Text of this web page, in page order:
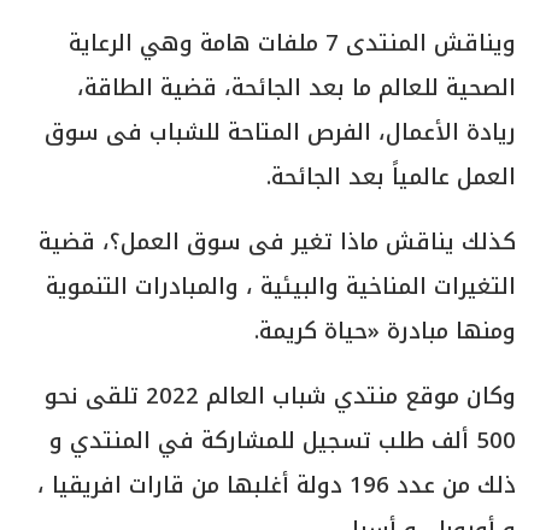
ويناقش المنتدى 7 ملفات هامة وهي الرعاية
الصحية للعالم ما بعد الجائحة، قضية الطاقة،
ريادة الأعمال، الفرص المتاحة للشباب فى سوق
العمل عالمياً بعد الجائحة.
كذلك يناقش ماذا تغير فى سوق العمل؟، قضية
التغيرات المناخية والبيئية ، والمبادرات التنموية
ومنها مبادرة «حياة كريمة.
وكان موقع منتدي شباب العالم 2022 تلقى نحو
500 ألف طلب تسجيل للمشاركة في المنتدي و
ذلك من عدد 196 دولة أغلبها من قارات افريقيا ،